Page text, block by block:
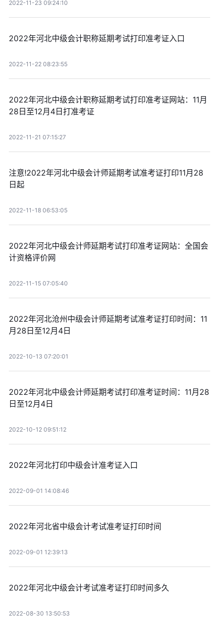
2022-11-23 09:24:10
2022年河北中级会计职称延期考试打印准考证入口
2022-11-22 08:23:55
2022年河北中级会计职称延期考试打印准考证网站：11月
28日至12月4日打准考证
2022-11-21 07:15:27
注意!2022年河北中级会计师延期考试准考证打印11月28
日起
2022-11-18 06:53:05
2022年河北中级会计师延期考试打印准考证网站：全国会
计资格评价网
2022-11-15 07:05:40
2022年河北沧州中级会计师延期考试准考证打印时间：11
月28日至12月4日
2022-10-13 07:20:01
2022年河北中级会计师延期考试打印准考证时间：11月28
日至12月4日
2022-10-12 09:51:12
2022年河北打印中级会计准考证入口
2022-09-01 14:08:46
2022年河北省中级会计考试准考证打印时间
2022-09-01 12:39:13
2022年河北中级会计考试准考证打印时间多久
2022-08-30 13:50:53